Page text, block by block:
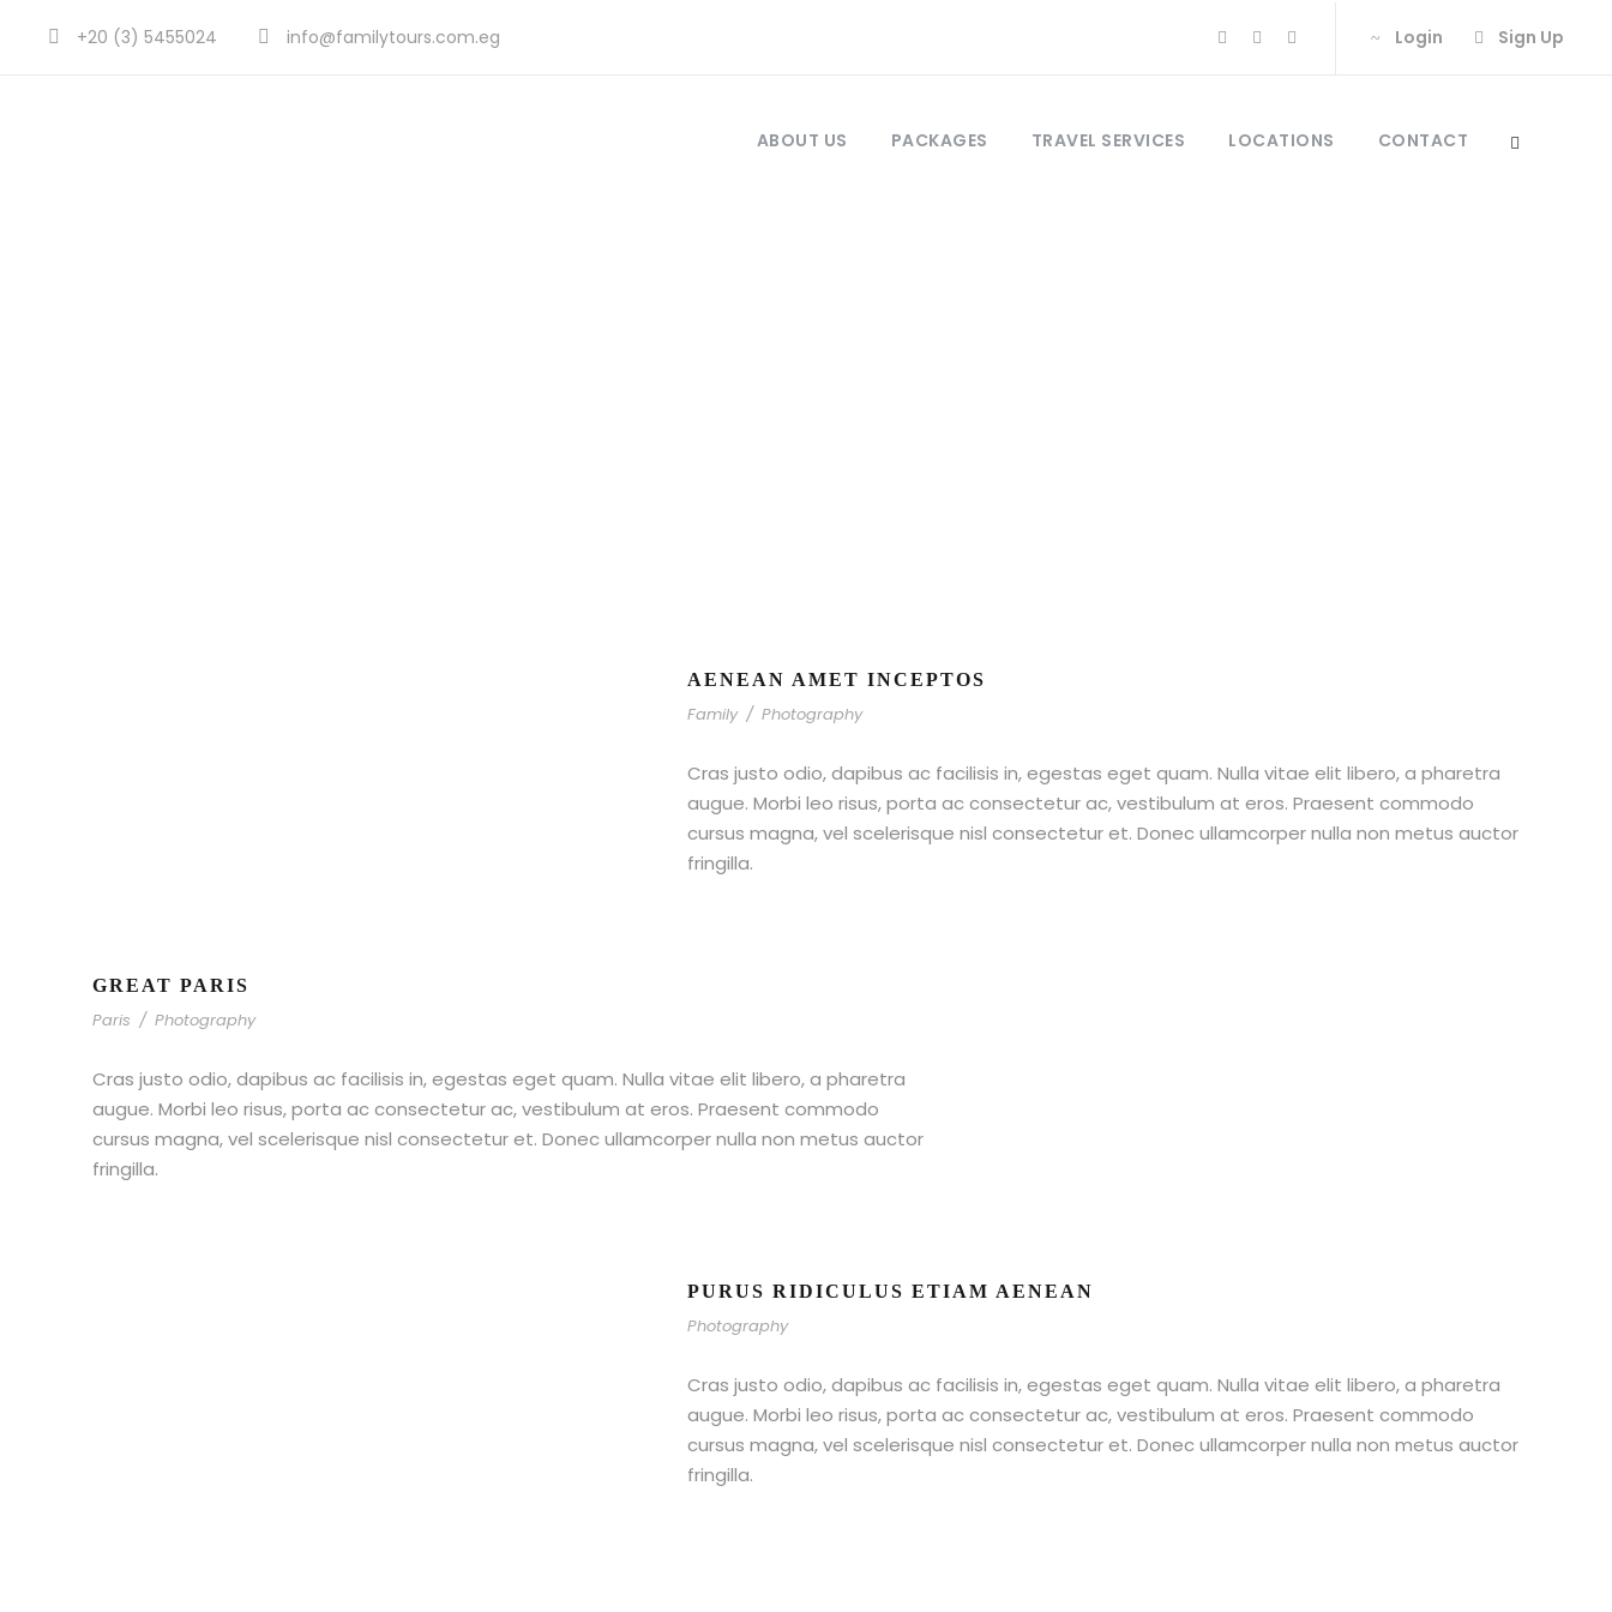
+20 (3) 5455024 info@familytours.com.eg Login Sign Up
ABOUT US PACKAGES TRAVEL SERVICES LOCATIONS CONTACT
AENEAN AMET INCEPTOS
Family / Photography
Cras justo odio, dapibus ac facilisis in, egestas eget quam. Nulla vitae elit libero, a pharetra
augue. Morbi leo risus, porta ac consectetur ac, vestibulum at eros. Praesent commodo
cursus magna, vel scelerisque nisl consectetur et. Donec ullamcorper nulla non metus auctor
fringilla.
GREAT PARIS
Paris / Photography
Cras justo odio, dapibus ac facilisis in, egestas eget quam. Nulla vitae elit libero, a pharetra
augue. Morbi leo risus, porta ac consectetur ac, vestibulum at eros. Praesent commodo
cursus magna, vel scelerisque nisl consectetur et. Donec ullamcorper nulla non metus auctor
fringilla.
PURUS RIDICULUS ETIAM AENEAN
Photography
Cras justo odio, dapibus ac facilisis in, egestas eget quam. Nulla vitae elit libero, a pharetra
augue. Morbi leo risus, porta ac consectetur ac, vestibulum at eros. Praesent commodo
cursus magna, vel scelerisque nisl consectetur et. Donec ullamcorper nulla non metus auctor
fringilla.